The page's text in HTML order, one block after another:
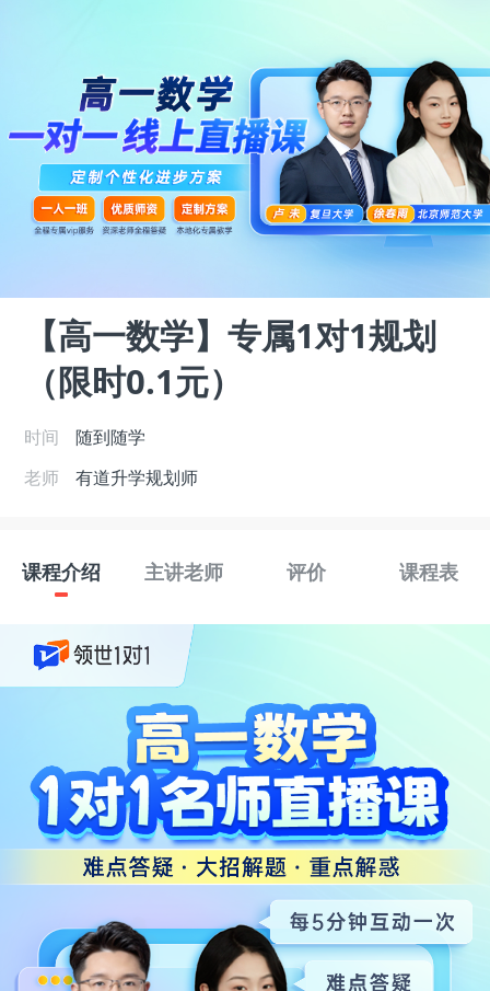
【高一数学】专属1对1规划
（限时0.1元）
时间
随到随学
老师
有道升学规划师
课程介绍 主讲老师 评价 课程表